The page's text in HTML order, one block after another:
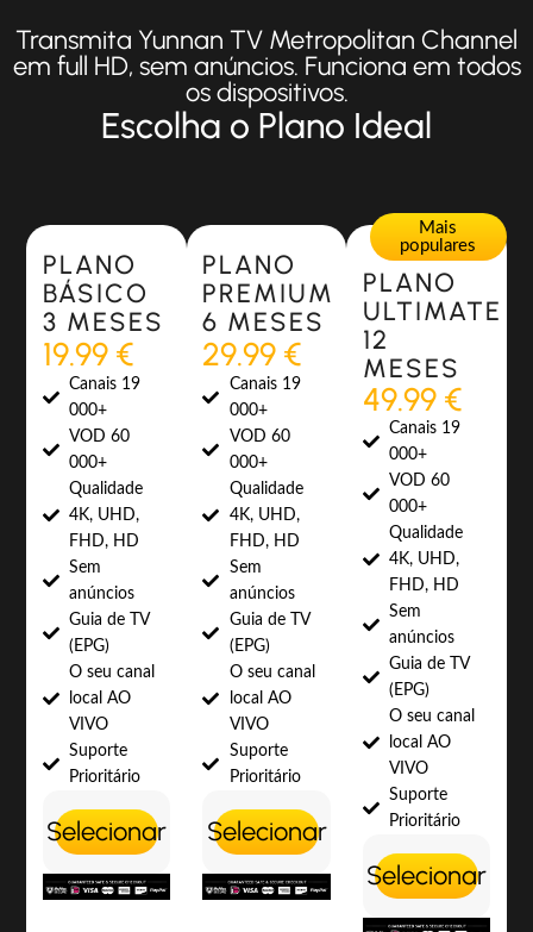
Transmita Yunnan TV Metropolitan Channel
em full HD, sem anúncios. Funciona em todos
os dispositivos.
Escolha o Plano Ideal
Most Popular
PLANO
BÁSICO
3 MESES
19.99 €
Canais 19
000+
VOD 60
000+
Qualidade
4K, UHD,
FHD, HD
Sem
anúncios
Guia de TV
(EPG)
O seu canal
local AO
VIVO
Suporte
Prioritário
Selecionar
Most Popular
PLANO
PREMIUM
6 MESES
29.99 €
Canais 19
000+
VOD 60
000+
Qualidade
4K, UHD,
FHD, HD
Sem
anúncios
Guia de TV
(EPG)
O seu canal
local AO
VIVO
Suporte
Prioritário
Selecionar
Mais
populares
PLANO
ULTIMATE
12
MESES
49.99 €
Canais 19
000+
VOD 60
000+
Qualidade
4K, UHD,
FHD, HD
Sem
anúncios
Guia de TV
(EPG)
O seu canal
local AO
VIVO
Suporte
Prioritário
Selecionar